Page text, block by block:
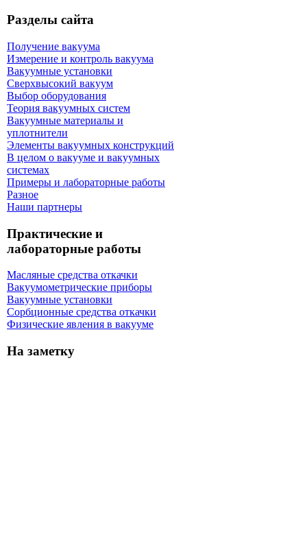
Разделы сайта
Получение вакуума
Измерение и контроль вакуума
Вакуумные установки
Сверхвысокий вакуум
Выбор оборудования
Теория вакуумных систем
Вакуумные материалы и
уплотнители
Элементы вакуумных конструкций
В целом о вакууме и вакуумных
системах
Примеры и лабораторные работы
Разное
Наши партнеры
Практические и
лабораторные работы
Масляные средства откачки
Вакуумометрические приборы
Вакуумные установки
Сорбционные средства откачки
Физические явления в вакууме
На заметку